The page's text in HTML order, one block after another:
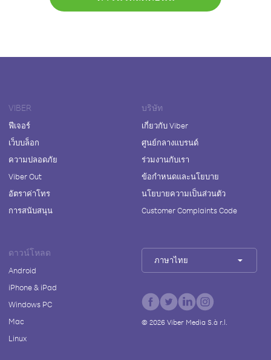
VIBER
ฟีเจอร์
เว็บบล็อก
ความปลอดภัย
Viber Out
อัตราค่าโทร
การสนับสนุน
บริษัท
เกี่ยวกับ Viber
ศูนย์กลางแบรนด์
ร่วมงานกับเรา
ข้อกำหนดและนโยบาย
นโยบายความเป็นส่วนตัว
Customer Complaints Code
ดาวน์โหลด
Android
iPhone & iPad
Windows PC
Mac
Linux
ภาษาไทย
© 2026Viber Media S.à r.l.